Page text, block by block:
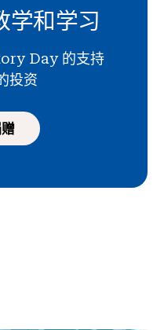
学和学习
Day 的支持
投资